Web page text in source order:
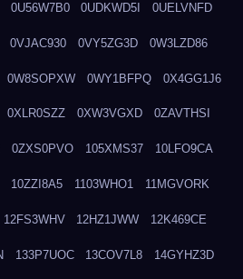
0U56W7B0 0UDKWD5I 0UELVNFD
0VJAC930 0VY5ZG3D 0W3LZD86
0W8SOPXW 0WY1BFPQ 0X4GG1J6
0XLR0SZZ 0XW3VGXD 0ZAVTHSI
0ZXS0PVO 105XMS37 10LFO9CA
10ZZI8A5 1103WHO1 11MGVORK
12FS3WHV 12HZ1JWW 12K469CE
133P7UOC 13COV7L8 14GYHZ3D